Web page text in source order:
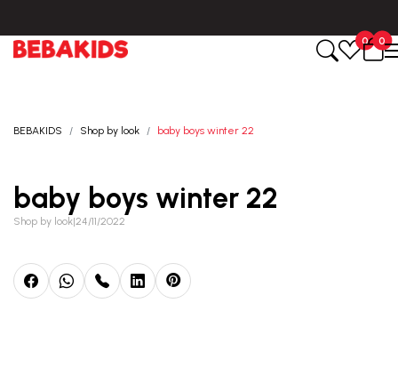
0
0
BEBAKIDS Shop by look baby boys winter 22
baby boys winter 22
Shop by look|24/11/2022